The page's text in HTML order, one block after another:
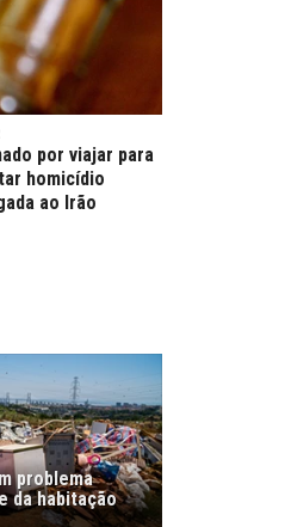
por viajar para
homicídio
ao Irão
problema
da habitação